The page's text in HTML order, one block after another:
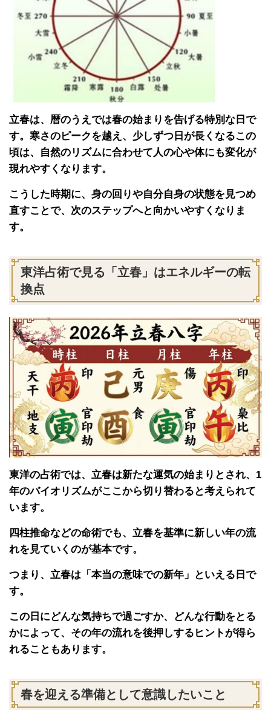
立春は、暦のうえでは春の始まりを告げる特別な日で
す。寒さのピークを越え、少しずつ日が長くなるこの
頃は、自然のリズムに合わせて人の心や体にも変化が
現れやすくなります。
こうした時期に、身の回りや自分自身の状態を見つめ
直すことで、次のステップへと向かいやすくなりま
す。
東洋占術で見る「立春」はエネルギーの転
換点
東洋の占術では、立春は新たな運気の始まりとされ、1
年のバイオリズムがここから切り替わると考えられて
います。
四柱推命などの命術でも、立春を基準に新しい年の流
れを見ていくのが基本です。
つまり、立春は「本当の意味での新年」といえる日で
す。
この日にどんな気持ちで過ごすか、どんな行動をとる
かによって、その年の流れを後押しするヒントが得ら
れることもあります。
春を迎える準備として意識したいこと